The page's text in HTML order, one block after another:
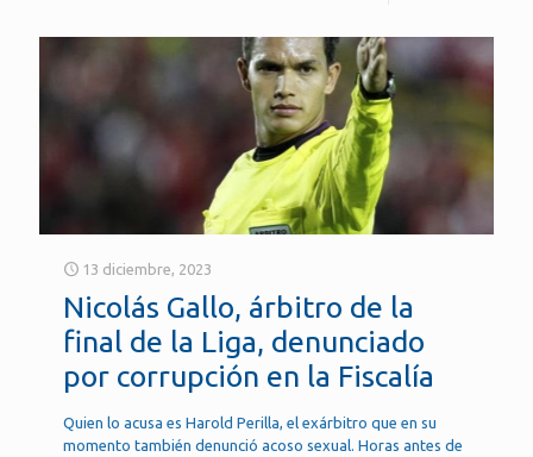
13 diciembre, 2023
Nicolás Gallo, árbitro de la
final de la Liga, denunciado
por corrupción en la Fiscalía
Quien lo acusa es Harold Perilla, el exárbitro que en su
momento también denunció acoso sexual. Horas antes de